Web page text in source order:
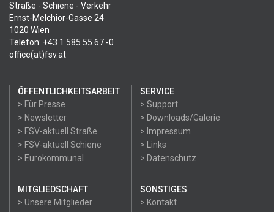
Straße - Schiene - Verkehr
Ernst-Melchior-Gasse 24
1020 Wien
Telefon: +43 1 585 55 67 -0
office(at)fsv.at
ÖFFENTLICHKEITSARBEIT
> Für Presse
> Newsletter
> FSV-aktuell Straße
> FSV-aktuell Schiene
> Eurokommunal
SERVICE
> Support
> Downloads/Galerie
> Impressum
> Links
> Datenschutz
MITGLIEDSCHAFT
> Unsere Mitglieder
SONSTIGES
> Kontakt